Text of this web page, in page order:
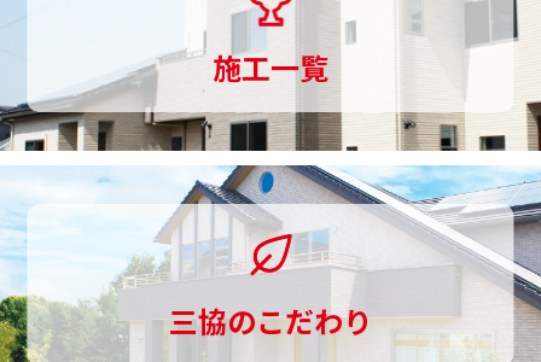
で
一
貫
し
て
お
施工一覧
三協のこだわり